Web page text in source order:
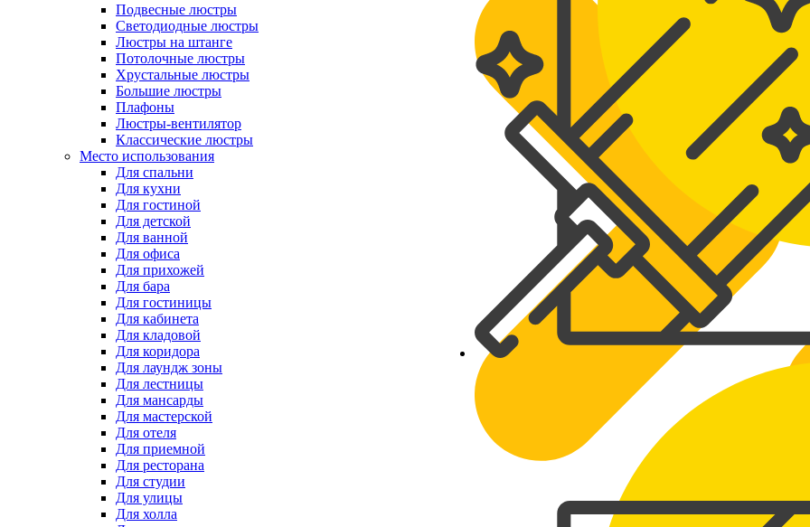
Подвесные люстры
Светодиодные люстры
Люстры на штанге
Потолочные люстры
Хрустальные люстры
Большие люстры
Плафоны
Люстры-вентилятор
Классические люстры
Место использования
Для спальни
Для кухни
Для гостиной
Для детской
Для ванной
Для офиса
Для прихожей
Для бара
Для гостиницы
Для кабинета
Для кладовой
Для коридора
Для лаундж зоны
Для лестницы
Для мансарды
Для мастерской
Для отеля
Для приемной
Для ресторана
Для студии
Для улицы
Для холла